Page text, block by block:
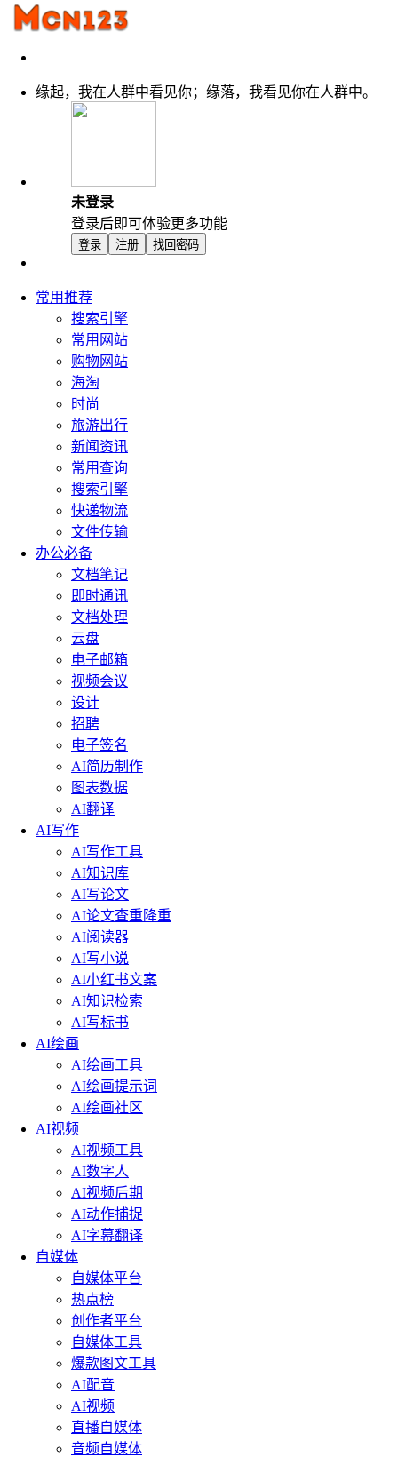
缘起，我在人群中看见你；缘落，我看见你在人群中。
未登录
登录后即可体验更多功能
登录 注册 找回密码
常用推荐
搜索引擎
常用网站
购物网站
海淘
时尚
旅游出行
新闻资讯
常用查询
搜索引擎
快递物流
文件传输
办公必备
文档笔记
即时通讯
文档处理
云盘
电子邮箱
视频会议
设计
招聘
电子签名
AI简历制作
图表数据
AI翻译
AI写作
AI写作工具
AI知识库
AI写论文
AI论文查重降重
AI阅读器
AI写小说
AI小红书文案
AI知识检索
AI写标书
AI绘画
AI绘画工具
AI绘画提示词
AI绘画社区
AI视频
AI视频工具
AI数字人
AI视频后期
AI动作捕捉
AI字幕翻译
自媒体
自媒体平台
热点榜
创作者平台
自媒体工具
爆款图文工具
AI配音
AI视频
直播自媒体
音频自媒体